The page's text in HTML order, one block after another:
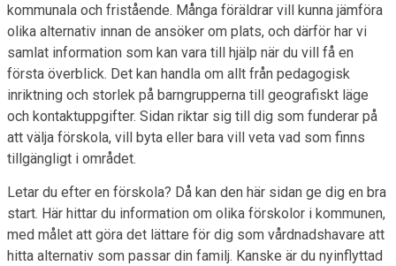
kommunala och fristående. Många föräldrar vill kunna jämföra
olika alternativ innan de ansöker om plats, och därför har vi
samlat information som kan vara till hjälp när du vill få en
första överblick. Det kan handla om allt från pedagogisk
inriktning och storlek på barngrupperna till geografiskt läge
och kontaktuppgifter. Sidan riktar sig till dig som funderar på
att välja förskola, vill byta eller bara vill veta vad som finns
tillgängligt i området.
Letar du efter en förskola? Då kan den här sidan ge dig en bra
start. Här hittar du information om olika förskolor i kommunen,
med målet att göra det lättare för dig som vårdnadshavare att
hitta alternativ som passar din familj. Kanske är du nyinflyttad